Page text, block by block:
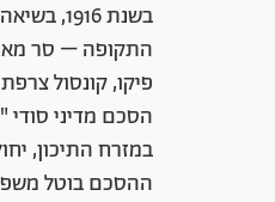
בשנת
התקופה – סר
פיקו, קונסול
הסכם מדיני
במזרח התיכון,